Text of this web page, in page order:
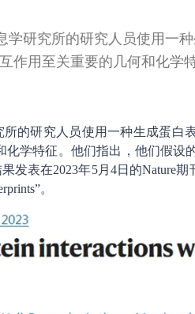
研究所的研究人员使用一
作用至关重要的几何和化学
所的研究人员使用一种生成蛋白
学特征。他们指出，他们假设
表在2023年5月4日的Nature期
。